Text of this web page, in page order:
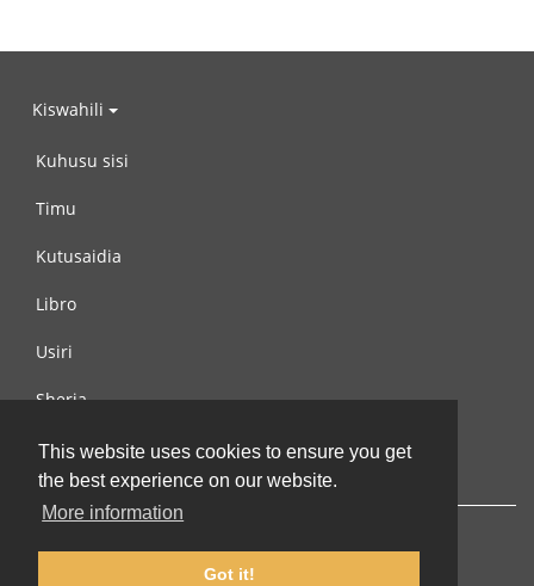
This website uses cookies to ensure you get
the best experience on our website.
More information
Got it!
Kiswahili
Kuhusu sisi
Timu
Kutusaidia
Libro
Usiri
Sheria
Wasiliana na si